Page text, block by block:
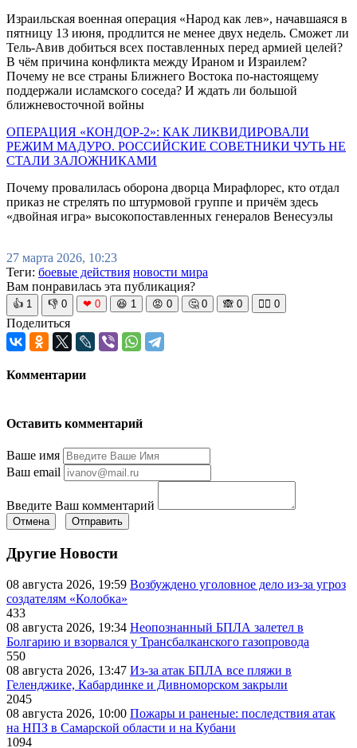
Израильская военная операция «Народ как лев», начавшаяся в
пятницу 13 июня, продлится не менее двух недель. Сможет ли
Тель-Авив добиться всех поставленных перед армией целей?
В чём причина конфликта между Ираном и Израилем?
Почему не все страны Ближнего Востока по-настоящему
поддержали исламского соседа? И ждать ли большой
ближневосточной войны
ОПЕРАЦИЯ «КОНДОР-2»: КАК ЛИКВИДИРОВАЛИ
РЕЖИМ МАДУРО. РОССИЙСКИЕ СОВЕТНИКИ ЧУТЬ НЕ
СТАЛИ ЗАЛОЖНИКАМИ
Почему провалилась оборона дворца Мирафлорес, кто отдал
приказ не стрелять по штурмовой группе и причём здесь
«двойная игра» высокопоставленных генералов Венесуэлы
27 марта 2026, 10:23
Теги: боевые действия новости мира
Вам понравилась эта публикация?
👍 1 👎 0 ❤ 0 😆 1 😡 0 🤔 0 🙈 0 🧘‍♀️ 0
Поделиться
Комментарии
Оставить комментарий
Ваше имя
Ваш email
Введите Ваш комментарий
Отмена Отправить
Другие Новости
08 августа 2026, 19:59 Возбуждено уголовное дело из-за угроз
создателям «Колобка»
433
08 августа 2026, 19:34 Неопознанный БПЛА залетел в
Болгарию и взорвался у Трансбалканского газопровода
550
08 августа 2026, 13:47 Из-за атак БПЛА все пляжи в
Геленджике, Кабардинке и Дивноморском закрыли
2045
08 августа 2026, 10:00 Пожары и раненые: последствия атак
на НПЗ в Самарской области и на Кубани
1094